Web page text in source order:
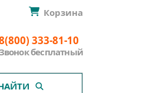
Корзина
333-81-10
Звонок бесплатный